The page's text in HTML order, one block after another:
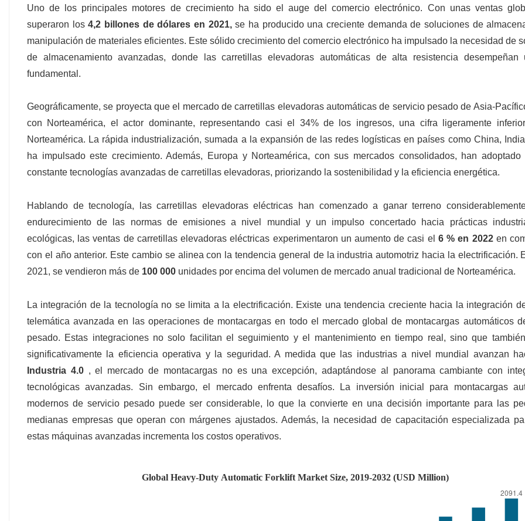
Uno de los principales motores de crecimiento ha sido el auge del comercio electrónico. Con unas ventas
superaron los4,2 billones de dólares en 2021,se ha producido una creciente demanda de soluciones de
manipulación de materiales eficientes. Este sólido crecimiento del comercio electrónico ha impulsado la necesidad de
de almacenamiento avanzadas, donde las carretillas elevadoras automáticas de alta resistencia desempeñan
fundamental.
Geográficamente, se proyecta que el mercado de carretillas elevadoras automáticas de servicio pesado de Asia-
con Norteamérica, el actor dominante, representando casi el 34% de los ingresos, una cifra ligeramente
Norteamérica. La rápida industrialización, sumada a la expansión de las redes logísticas en países como China,
ha impulsado este crecimiento. Además, Europa y Norteamérica, con sus mercados consolidados, han adoptado
constante tecnologías avanzadas de carretillas elevadoras, priorizando la sostenibilidad y la eficiencia energética.
Hablando de tecnología, las carretillas elevadoras eléctricas han comenzado a ganar terreno
endurecimiento de las normas de emisiones a nivel mundial y un impulso concertado hacia prácticas
ecológicas, las ventas de carretillas elevadoras eléctricas experimentaron un aumento de casi el 6 % en 2022en
con el año anterior. Este cambio se alinea con la tendencia general de la industria automotriz hacia la electrificación.
2021, se vendieron más de 100 000 unidades por encima del volumen de mercado anual tradicional de Norteamérica.
La integración de la tecnología no se limita a la electrificación. Existe una tendencia creciente hacia la integración
telemática avanzada en las operaciones de montacargas en todo el mercado global de montacargas automáticos
pesado. Estas integraciones no solo facilitan el seguimiento y el mantenimiento en tiempo real, sino que
significativamente la eficiencia operativa y la seguridad. A medida que las industrias a nivel mundial avanzan
Industria 4.0 , el mercado de montacargas no es una excepción, adaptándose al panorama cambiante con
tecnológicas avanzadas. Sin embargo, el mercado enfrenta desafíos. La inversión inicial para montacargas
modernos de servicio pesado puede ser considerable, lo que la convierte en una decisión importante para las
medianas empresas que operan con márgenes ajustados. Además, la necesidad de capacitación especializada
estas máquinas avanzadas incrementa los costos operativos.